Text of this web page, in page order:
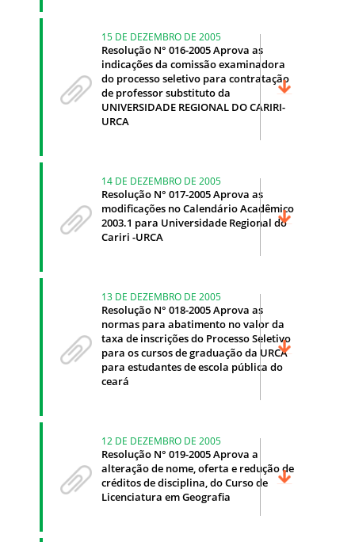
15 DE DEZEMBRO DE 2005
Resolução N° 016-2005 Aprova as
indicações da comissão examinadora
do processo seletivo para contratação
de professor substituto da
UNIVERSIDADE REGIONAL DO CARIRI-
URCA
14 DE DEZEMBRO DE 2005
Resolução N° 017-2005 Aprova as
modificações no Calendário Acadêmico
2003.1 para Universidade Regional do
Cariri -URCA
13 DE DEZEMBRO DE 2005
Resolução N° 018-2005 Aprova as
normas para abatimento no valor da
taxa de inscrições do Processo Seletivo
para os cursos de graduação da URCA
para estudantes de escola pública do
ceará
12 DE DEZEMBRO DE 2005
Resolução N° 019-2005 Aprova a
alteração de nome, oferta e redução de
créditos de disciplina, do Curso de
Licenciatura em Geografia